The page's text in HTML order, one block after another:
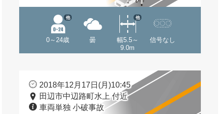
0～24歳
他
曇
幅5.5～
9.0m
他
信号なし
2018年12月17日(月)10:45
田辺市中辺路町水上 付近
車両単独 小破事故